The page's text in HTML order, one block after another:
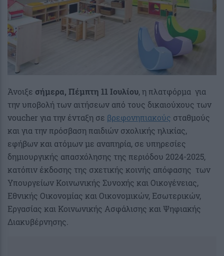
Άνοιξε σήμερα, Πέμπτη 11 Ιουλίου, η πλατφόρμα για
την υποβολή των αιτήσεων από τους δικαιούχους των
voucher για την ένταξη σε βρεφονηπιακούς σταθμούς
και για την πρόσβαση παιδιών σχολικής ηλικίας,
εφήβων και ατόμων με αναπηρία, σε υπηρεσίες
δημιουργικής απασχόλησης της περιόδου 2024-2025,
κατόπιν έκδοσης της σχετικής κοινής απόφασης των
Υπουργείων Κοινωνικής Συνοχής και Οικογένειας,
Εθνικής Οικονομίας και Οικονομικών, Εσωτερικών,
Εργασίας και Κοινωνικής Ασφάλισης και Ψηφιακής
Διακυβέρνησης.